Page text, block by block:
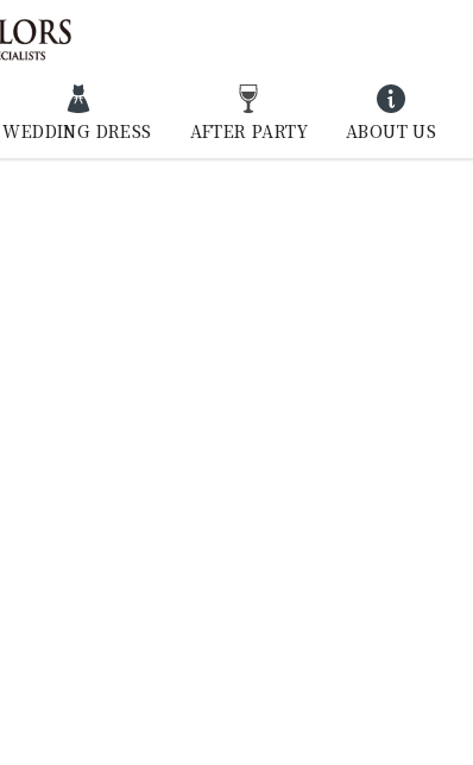
WEDDING DRESS AFTER PARTY ABOUT US